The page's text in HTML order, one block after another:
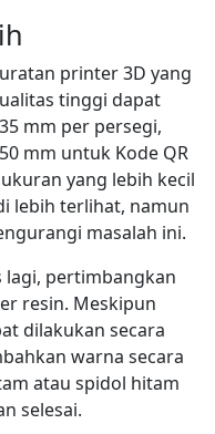
printer 3D yang
tinggi dapat
mm per persegi,
mm untuk Kode QR
yang lebih kecil
lebih terlihat, namun
masalah ini.
lagi, pertimbangkan
resin. Meskipun
dilakukan secara
warna secara
atau spidol hitam
selesai.